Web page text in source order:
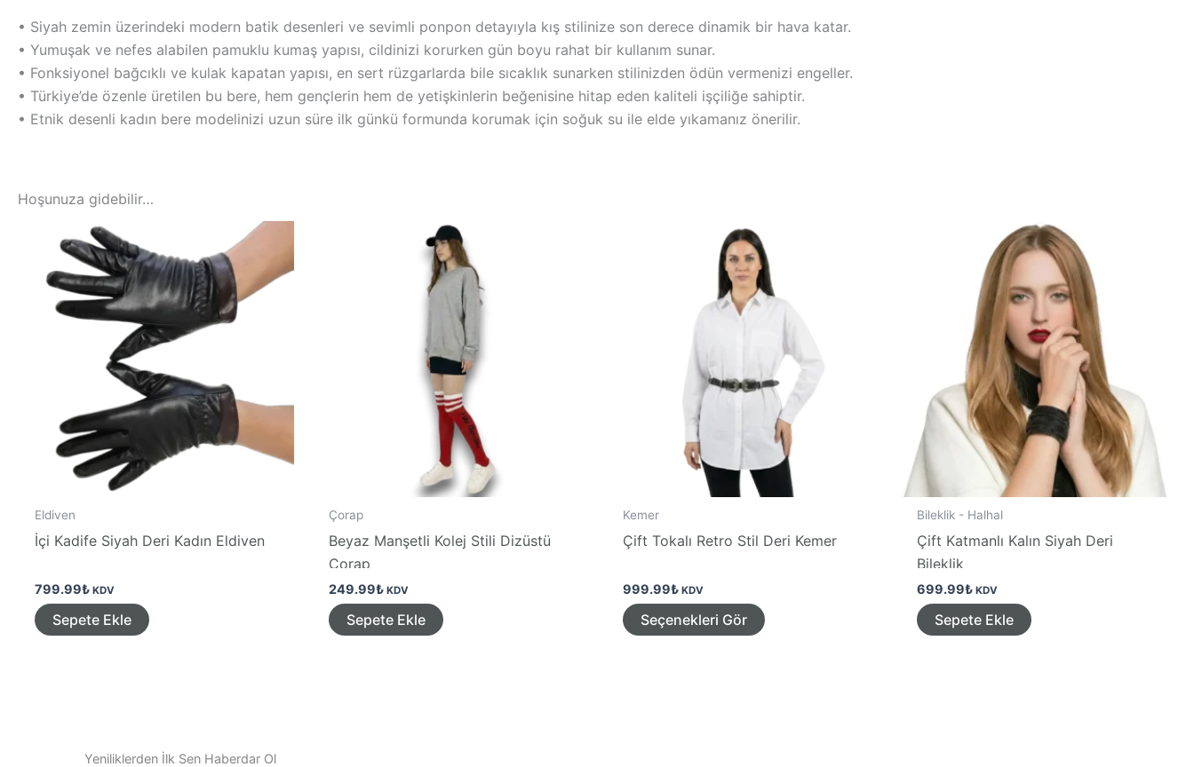
• Siyah zemin üzerindeki modern batik desenleri ve sevimli ponpon detayıyla kış stilinize son derece dinamik bir hava katar.
• Yumuşak ve nefes alabilen pamuklu kumaş yapısı, cildinizi korurken gün boyu rahat bir kullanım sunar.
• Fonksiyonel bağcıklı ve kulak kapatan yapısı, en sert rüzgarlarda bile sıcaklık sunarken stilinizden ödün vermenizi engeller.
• Türkiye’de özenle üretilen bu bere, hem gençlerin hem de yetişkinlerin beğenisine hitap eden kaliteli işçiliğe sahiptir.
• Etnik desenli kadın bere modelinizi uzun süre ilk günkü formunda korumak için soğuk su ile elde yıkamanız önerilir.
Hoşunuza gidebilir…
Eldiven
İçi Kadife Siyah Deri Kadın Eldiven
799.99₺ KDV
Sepete Ekle
Çorap
Beyaz Manşetli Kolej Stili Dizüstü
Çorap
249.99₺ KDV
Sepete Ekle
Kemer
Çift Tokalı Retro Stil Deri Kemer
999.99₺ KDV
Seçenekleri Gör
Bu
Bileklik - Halhal
Çift Katmanlı Kalın Siyah Deri
Bileklik
699.99₺ KDV
Sepete Ekle
Yeniliklerden İlk Sen Haberdar Ol